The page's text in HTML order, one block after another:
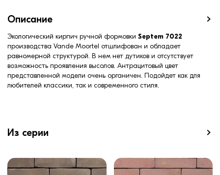
Описание
Экологический кирпич ручной формовки Septem 7022
производства Vande Moortel отшлифован и обладает
равномерной структурой. В нем нет дутиков и отсутствует
возможность проявления высолов. Антрацитовый цвет
представленной модели очень органичен. Подойдет как для
любителей классики, так и современного стиля.
Из серии